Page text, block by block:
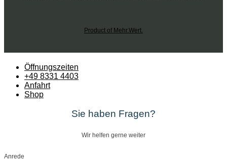
Product of Mehr.Wert.
Öffnungszeiten
+49 8331 4403
Anfahrt
Shop
Sie haben Fragen?
Wir helfen gerne weiter
Anrede